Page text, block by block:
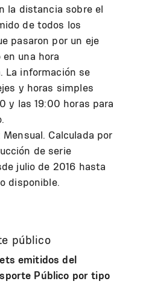
la distancia sobre el
de todos los
pasaron por un eje
una hora
La información se
y horas simples
y las 19:00 horas para
Mensual. Calculada por
de serie
julio de 2016 hasta
disponible.
público
emitidos del
Público por tipo